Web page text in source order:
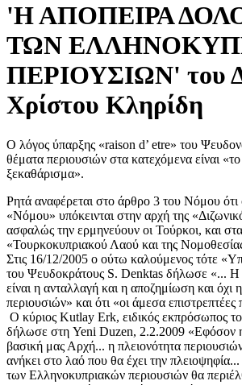
'Η ΑΠΟΠΕΙΡΑ
ΤΩΝ
ΠΕΡΙΟΥΣΙΩΝ' του
Χρίστου Κληρίδη
Ο λόγος ύπαρξης «raison d’ etre» του
θέματα περιουσιών στα κατεχόμενα είναι
ξεκαθάρισμα».
Ρητά αναφέρεται στο άρθρο 3 του Νόμου ότι
«Νόμου» υπόκεινται στην αρχή της
ασφαλώς την ερμηνεύουν οι Τούρκοι, και
«Τουρκοκυπριακού Λαού και της
Στις 16/12/2005 ο ούτω καλούμενος τότε
του Ψευδοκράτους S. Denktas δήλωσε «...
είναι η ανταλλαγή και η αποζημίωση και όχι
περιουσιών» και ότι «οι άμεσα επιστρεπτέες
Ο κύριος Kutlay Erk, ειδικός εκπρόσωπος
δήλωσε στη Yeni Duzen, 2.2.2009 «Εφόσον η
βασική μας Αρχή... η πλειονότητα
ανήκει στο λαό που θα έχει την
των Ελληνοκυπριακών περιουσιών θα